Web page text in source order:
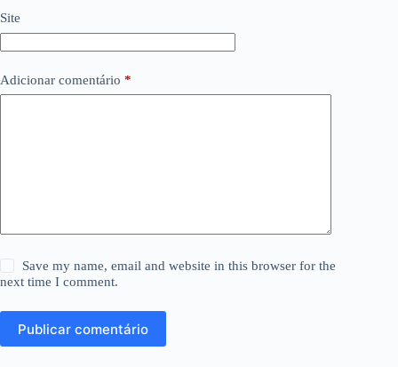
Site
Adicionar comentário *
Save my name, email and website in this browser for the
next time I comment.
Publicar comentário